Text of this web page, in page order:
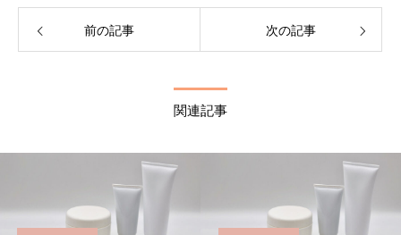
前の記事 次の記事
関連記事